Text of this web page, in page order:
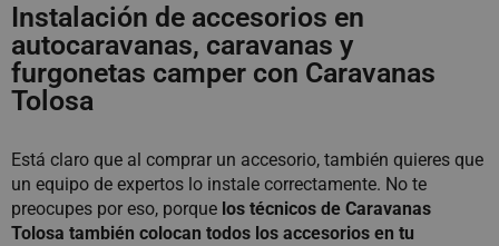
Instalación de accesorios en
autocaravanas, caravanas y
furgonetas camper con Caravanas
Tolosa
Está claro que al comprar un accesorio, también quieres que
un equipo de expertos lo instale correctamente. No te
preocupes por eso, porque los técnicos de Caravanas
Tolosa también colocan todos los accesorios en tu